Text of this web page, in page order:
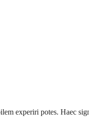
experiri potes. Haec